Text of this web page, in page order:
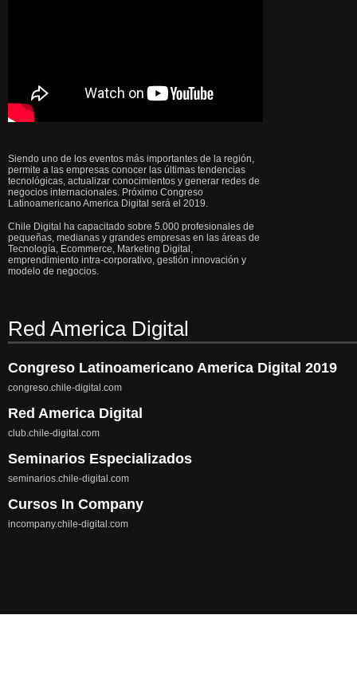
Siendo uno de los eventos más importantes de la región,
permite a las empresas conocer las últimas tendencias
tecnológicas, actualizar conocimientos y generar redes de
negocios internacionales. Próximo Congreso
Latinoamericano America Digital será el 2019.
Chile Digital ha capacitado sobre 5.000 profesionales de
pequeñas, medianas y grandes empresas en las áreas de
Tecnología, Ecommerce, Marketing Digital,
emprendimiento intra-corporativo, gestión innovación y
modelo de negocios.
Red America Digital
Congreso Latinoamericano America Digital 2019
congreso.chile-digital.com
Red America Digital
club.chile-digital.com
Seminarios Especializados
seminarios.chile-digital.com
Cursos In Company
incompany.chile-digital.com